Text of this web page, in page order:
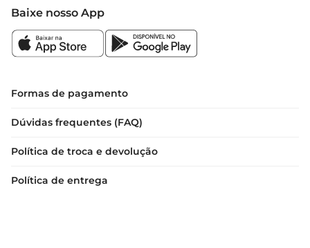
Baixe nosso App
Formas de pagamento
Dúvidas frequentes (FAQ)
Política de troca e devolução
Política de entrega